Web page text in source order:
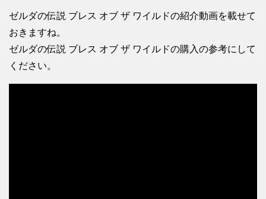
ゼルダの伝説 ブレス オブ ザ ワイルドの紹介動画を載せて
おきますね。
ゼルダの伝説 ブレス オブ ザ ワイルドの購入の参考にして
ください。